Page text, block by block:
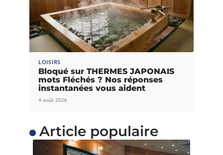
LOISIRS
Bloqué sur THERMES JAPONAIS
mots Fléchés ? Nos réponses
instantanées vous aident
4 août 2026
Article populaire